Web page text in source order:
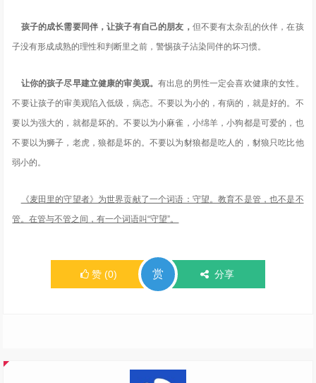
孩子的成长需要同伴，让孩子有自己的朋友， 但不要有太杂乱的伙伴，在孩
子没有形成成熟的理性和判断里之前，警惕孩子沾染同伴的坏习惯。
让你的孩子尽早建立健康的审美观。有出息的男性一定会喜欢健康的女性。
不要让孩子的审美观陷入低级，病态。不要以为小的，有病的，就是好的。不
要以为强大的，就都是坏的。不要以为小麻雀，小绵羊，小狗都是可爱的，也
不要以为狮子，老虎，狼都是坏的。不要以为豺狼都是吃人的，豺狼只吃比他
弱小的。
《麦田里的守望者》为世界贡献了一个词语：守望。教育不是管，也不是不
管。在管与不管之间，有一个词语叫“守望”。
赞 (0) 赏 分享